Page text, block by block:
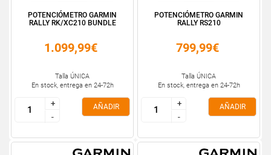
POTENCIÓMETRO GARMIN
RALLY RK/XC210 BUNDLE
1.099,99€
Talla ÚNICA
En stock, entrega en 24-72h
+
-
+
-
AÑADIR
POTENCIÓMETRO GARMIN
RALLY RS210
799,99€
Talla ÚNICA
En stock, entrega en 24-72h
+
-
+
-
AÑADIR